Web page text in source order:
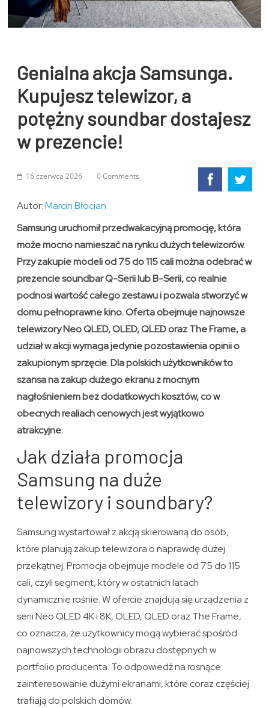
Genialna akcja Samsunga.
Kupujesz telewizor, a
potężny soundbar dostajesz
w prezencie!
16 czerwca 2026 0 Comments
Autor:Marcin Błocian
Samsung uruchomił przedwakacyjną promocję, która
może mocno namieszać na rynku dużych telewizorów.
Przy zakupie modeli od 75 do 115 cali można odebrać w
prezencie soundbar Q-Serii lub B-Serii, co realnie
podnosi wartość całego zestawu i pozwala stworzyć w
domu pełnoprawne kino. Oferta obejmuje najnowsze
telewizory Neo QLED, OLED, QLED oraz The Frame, a
udział w akcji wymaga jedynie pozostawienia opinii o
zakupionym sprzęcie. Dla polskich użytkowników to
szansa na zakup dużego ekranu z mocnym
nagłośnieniem bez dodatkowych kosztów, co w
obecnych realiach cenowych jest wyjątkowo
atrakcyjne.
Jak działa promocja
Samsung na duże
telewizory i soundbary?
Samsung wystartował z akcją skierowaną do osób,
które planują zakup telewizora o naprawdę dużej
przekątnej. Promocja obejmuje modele od 75 do 115
cali, czyli segment, który w ostatnich latach
dynamicznie rośnie. W ofercie znajdują się urządzenia z
serii Neo QLED 4K i 8K, OLED, QLED oraz The Frame,
co oznacza, że użytkownicy mogą wybierać spośród
najnowszych technologii obrazu dostępnych w
portfolio producenta. To odpowiedź na rosnące
zainteresowanie dużymi ekranami, które coraz częściej
trafiają do polskich domów.